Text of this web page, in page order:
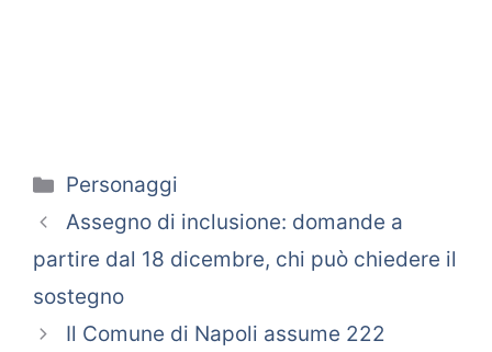
Categorie
Personaggi
Assegno di inclusione: domande a
partire dal 18 dicembre, chi può chiedere il
sostegno
Il Comune di Napoli assume 222